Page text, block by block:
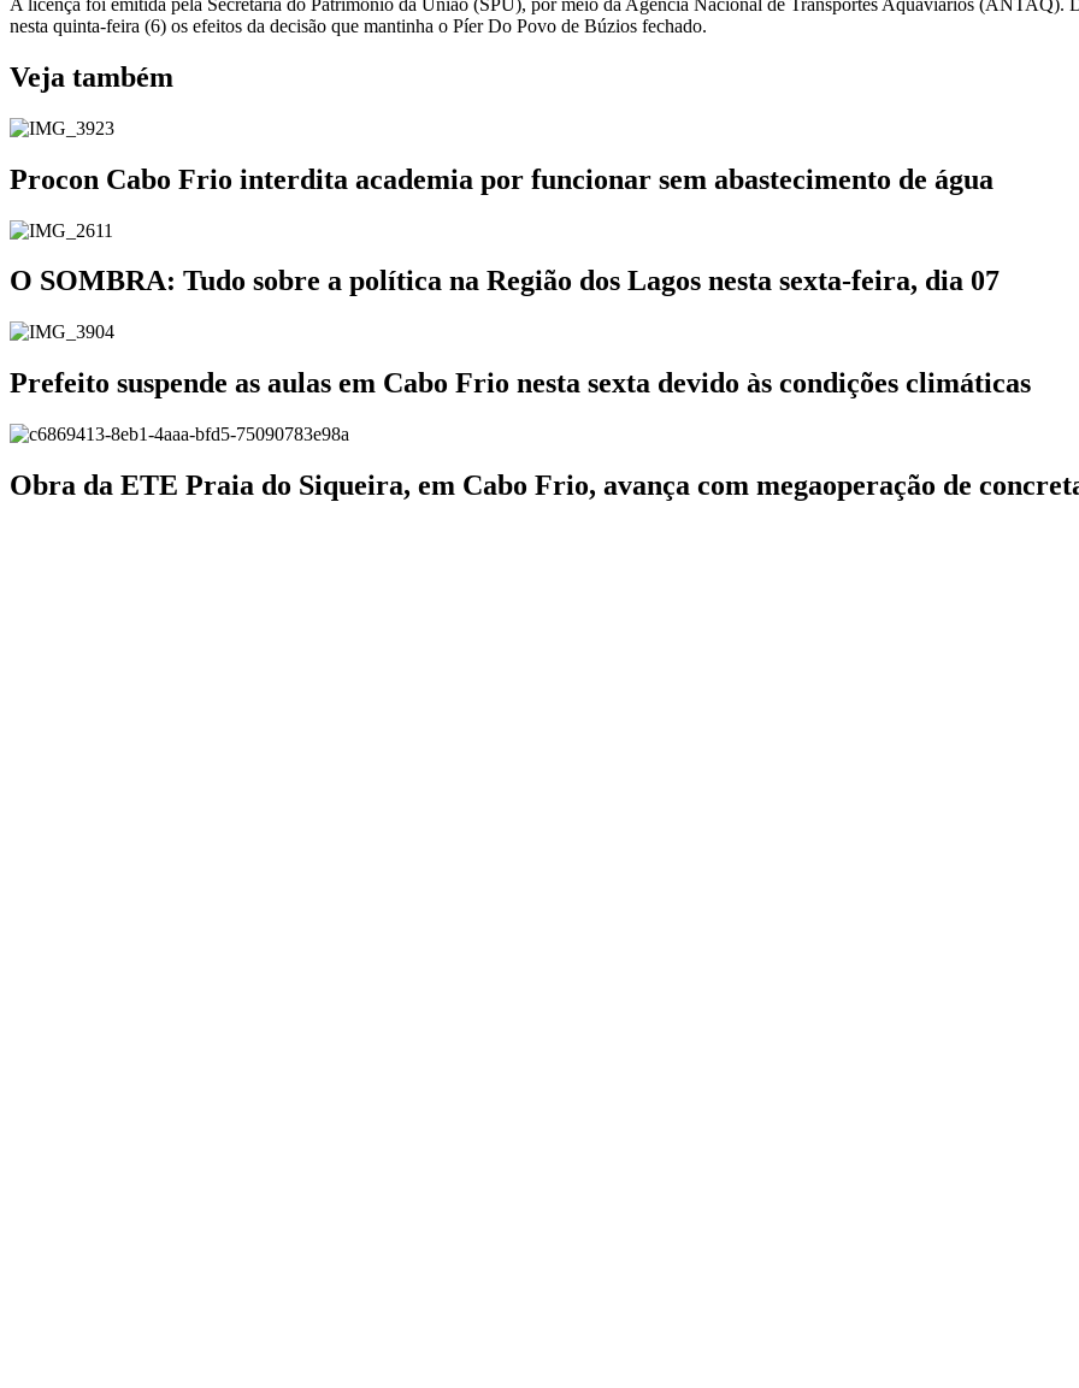
nesta quinta-feira (6) os efeitos da decisão que mantinha o Píer Do Povo de Búzios fechado.
Veja também
Procon Cabo Frio interdita academia por funcionar sem abastecimento de água
O SOMBRA: Tudo sobre a política na Região dos Lagos nesta sexta-feira, dia 07
Prefeito suspende as aulas em Cabo Frio nesta sexta devido às condições climáticas
Obra da ETE Praia do Siqueira, em Cabo Frio, avança com megaoperação de